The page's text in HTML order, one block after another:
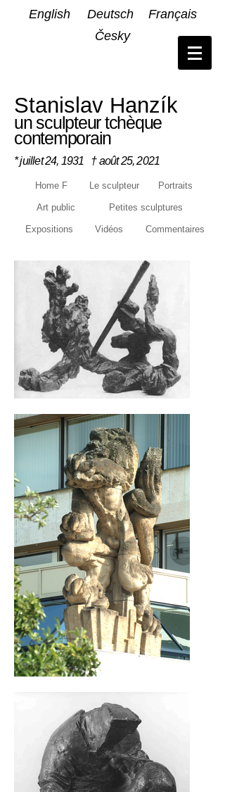
English Deutsch
Français
Česky
Stanislav Hanzík
un sculpteur tchèque
contemporain
* juillet 24, 1931 † août 25, 2021
Home F Le sculpteur Portraits
Art public Petites sculptures
Expositions Vidéos Commentaires